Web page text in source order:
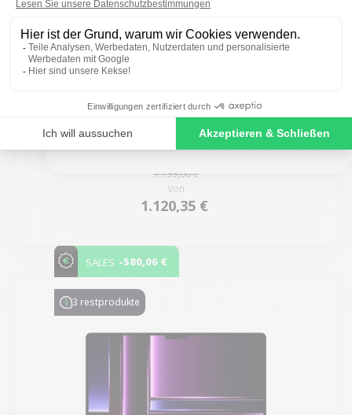
Neu:
1.799,00 €
Von
1.120,35 €
SALES -580,06 €
3 restprodukte
SIGN ME UP!
NO, THANKS